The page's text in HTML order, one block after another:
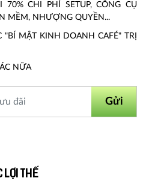
70% CHI PHÍ SETUP, CÔNG CỤ
MỀM, NHƯỢNG QUYỀN...
"BÍ MẬT KINH DOANH CAFÉ" TRỊ
NỮA
Gửi
lợi thế